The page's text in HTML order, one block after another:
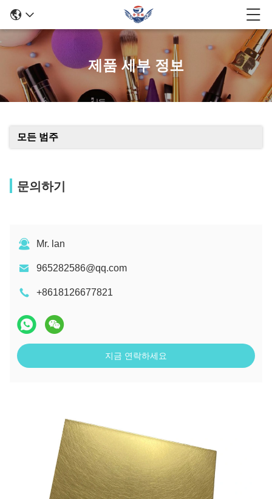
제품 세부 정보
모든 범주
문의하기
Mr. lan
965282586@qq.com
+8618126677821
지금 연락하세요